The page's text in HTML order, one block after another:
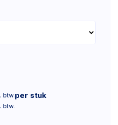
btw.per stuk
btw.